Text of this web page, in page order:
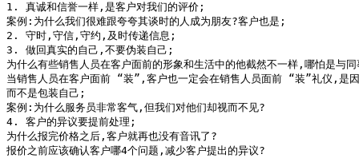
1. 真诚和信誉一样,是客户对我们的评价;
案例:为什么我们很难跟夸夸其谈时的人成为朋友?客户也是;
2. 守时,守信,守约,及时传递信息;
3. 做回真实的自己,不要伪装自己;
为什么有些销售人员在客户面前的形象和生活中的他截然不一样,哪怕是与
当销售人员在客户面前 “装”,客户也一定会在销售人员面前 “装”礼仪,是
而不是包装自己;
案例:为什么服务员非常客气,但我们对他们却视而不见?
4. 客户的异议要提前处理;
为什么报完价格之后,客户就再也没有音讯了?
报价之前应该确认客户哪4个问题,减少客户提出的异议?